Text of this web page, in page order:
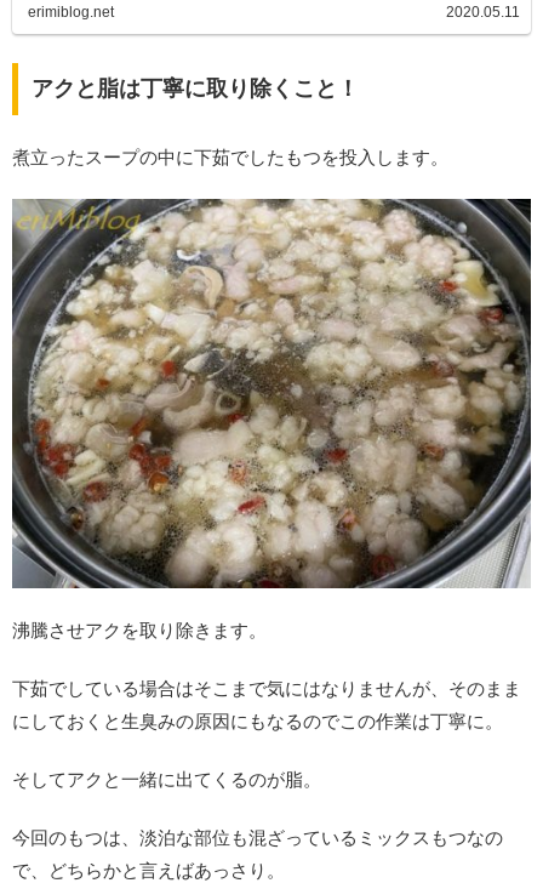
erimiblog.net 2020.05.11
アクと脂は丁寧に取り除くこと！
煮立ったスープの中に下茹でしたもつを投入します。
沸騰させアクを取り除きます。
下茹でしている場合はそこまで気にはなりませんが、そのまま
にしておくと生臭みの原因にもなるのでこの作業は丁寧に。
そしてアクと一緒に出てくるのが脂。
今回のもつは、淡泊な部位も混ざっているミックスもつなの
で、どちらかと言えばあっさり。